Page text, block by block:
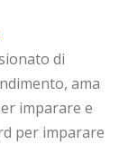
di
ama
imparare e
per imparare